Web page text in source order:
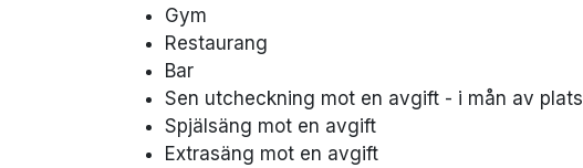
Gym
Restaurang
Bar
Sen utcheckning mot en avgift - i mån av plats
Spjälsäng mot en avgift
Extrasäng mot en avgift